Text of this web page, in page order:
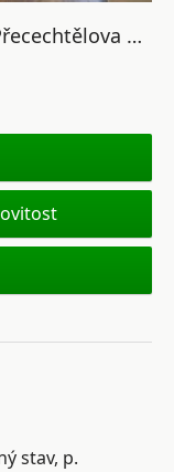
Prodej bytu 3+kk, OV, 73m, ul. Přecechtělova 2404/25, Praha 5 - Stodůlky
stav, p.